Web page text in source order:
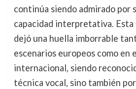
continúa siendo admirado por
capacidad interpretativa. Esta
dejó una huella imborrable
escenarios europeos como en
internacional, siendo
técnica vocal, sino también